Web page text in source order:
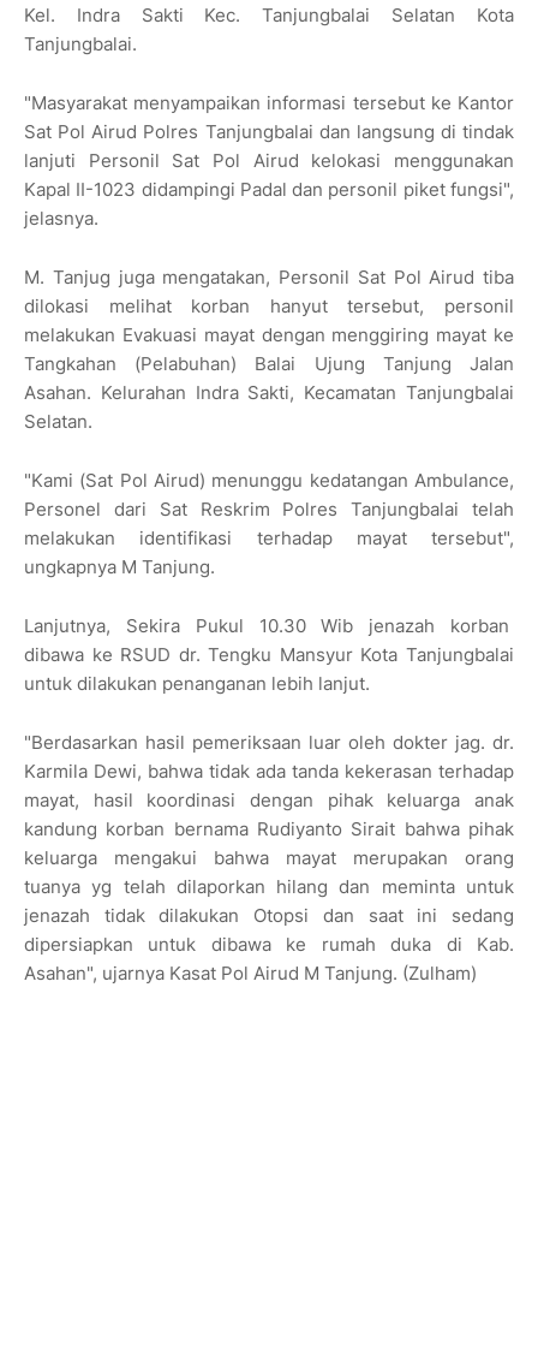
Kel. Indra Sakti Kec. Tanjungbalai Selatan Kota
Tanjungbalai.
"Masyarakat menyampaikan informasi tersebut ke Kantor
Sat Pol Airud Polres Tanjungbalai dan langsung di tindak
lanjuti Personil Sat Pol Airud kelokasi menggunakan
Kapal II-1023 didampingi Padal dan personil piket fungsi",
jelasnya.
M. Tanjug juga mengatakan, Personil Sat Pol Airud tiba
dilokasi melihat korban hanyut tersebut, personil
melakukan Evakuasi mayat dengan menggiring mayat ke
Tangkahan (Pelabuhan) Balai Ujung Tanjung Jalan
Asahan. Kelurahan Indra Sakti, Kecamatan Tanjungbalai
Selatan.
"Kami (Sat Pol Airud) menunggu kedatangan Ambulance,
Personel dari Sat Reskrim Polres Tanjungbalai telah
melakukan identifikasi terhadap mayat tersebut",
ungkapnya M Tanjung.
Lanjutnya, Sekira Pukul 10.30 Wib jenazah korban
dibawa ke RSUD dr. Tengku Mansyur Kota Tanjungbalai
untuk dilakukan penanganan lebih lanjut.
"Berdasarkan hasil pemeriksaan luar oleh dokter jag. dr.
Karmila Dewi, bahwa tidak ada tanda kekerasan terhadap
mayat, hasil koordinasi dengan pihak keluarga anak
kandung korban bernama Rudiyanto Sirait bahwa pihak
keluarga mengakui bahwa mayat merupakan orang
tuanya yg telah dilaporkan hilang dan meminta untuk
jenazah tidak dilakukan Otopsi dan saat ini sedang
dipersiapkan untuk dibawa ke rumah duka di Kab.
Asahan", ujarnya Kasat Pol Airud M Tanjung. (Zulham)